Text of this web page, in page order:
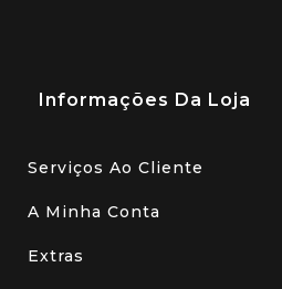
Informações Da Loja
Serviços Ao Cliente
A Minha Conta
Extras